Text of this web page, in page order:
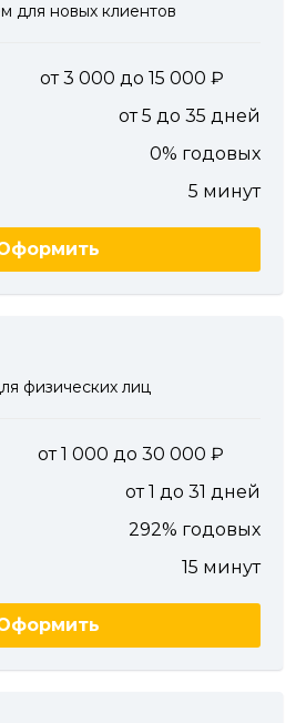
для новых клиентов
от 3 000 до 15 000
от 5 до 35 дней
0% годовых
5 минут
физических лиц
от 1 000 до 30 000
от 1 до 31 дней
292% годовых
15 минут